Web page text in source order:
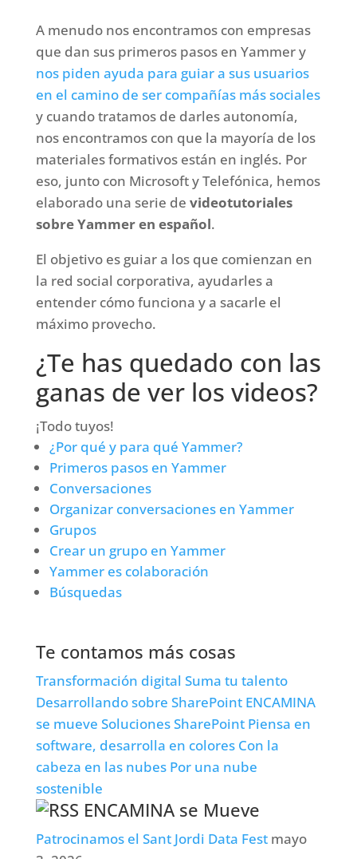
A menudo nos encontramos con empresas
que dan sus primeros pasos en Yammer y
nos piden ayuda para guiar a sus usuarios
en el camino de ser compañías más sociales
y cuando tratamos de darles autonomía,
nos encontramos con que la mayoría de los
materiales formativos están en inglés. Por
eso, junto con Microsoft y Telefónica, hemos
elaborado una serie de videotutoriales
sobre Yammer en español.
El objetivo es guiar a los que comienzan en
la red social corporativa, ayudarles a
entender cómo funciona y a sacarle el
máximo provecho.
¿Te has quedado con las
ganas de ver los videos?
¡Todo tuyos!
¿Por qué y para qué Yammer?
Primeros pasos en Yammer
Conversaciones
Organizar conversaciones en Yammer
Grupos
Crear un grupo en Yammer
Yammer es colaboración
Búsquedas
Te contamos más cosas
Transformación digital Suma tu talento
Desarrollando sobre SharePoint ENCAMINA
se mueve Soluciones SharePoint Piensa en
software, desarrolla en colores Con la
cabeza en las nubes Por una nube
sostenible
ENCAMINA se Mueve
Patrocinamos el Sant Jordi Data Fest mayo